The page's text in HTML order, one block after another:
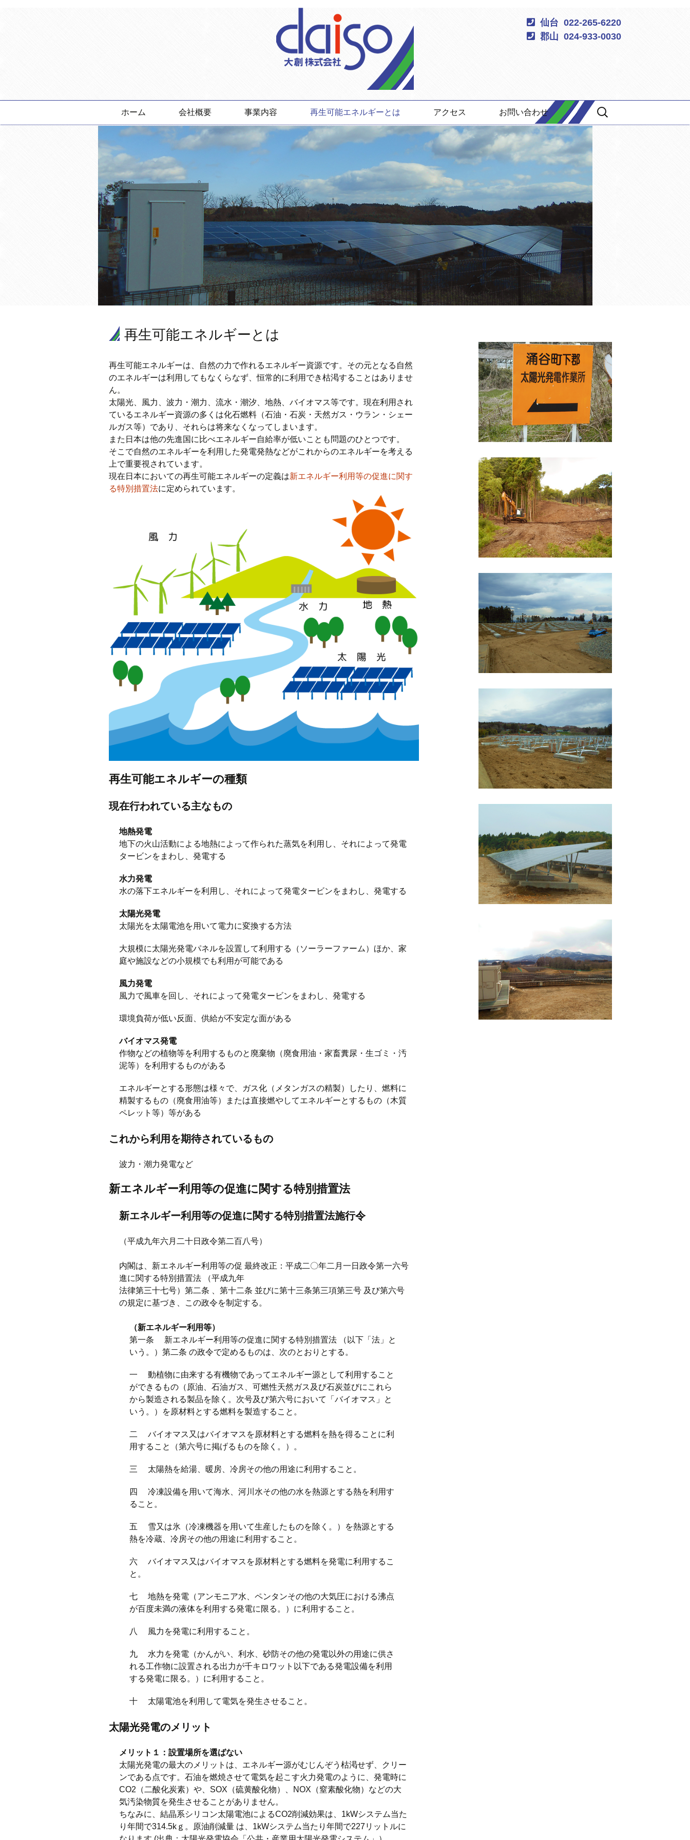
仙台 022-265-6220
郡山 024-933-0030
コンテンツへ移動
ホーム 会社概要 事業内容 再生可能エネルギーとは アクセス お問い合わせ
検
索:
再生可能エネルギーとは
再生可能エネルギーは、自然の力で作れるエネルギー資源です。その元となる自然
のエネルギーは利用してもなくらなず、恒常的に利用でき枯渇することはありませ
ん。
太陽光、風力、波力・潮力、流水・潮汐、地熱、バイオマス等です。現在利用され
ているエネルギー資源の多くは化石燃料（石油・石炭・天然ガス・ウラン・シェー
ルガス等）であり、それらは将来なくなってしまいます。
また日本は他の先進国に比べエネルギー自給率が低いことも問題のひとつです。
そこで自然のエネルギーを利用した発電発熱などがこれからのエネルギーを考える
上で重要視されています。
現在日本においての再生可能エネルギーの定義は新エネルギー利用等の促進に関す
る特別措置法に定められています。
再生可能エネルギーの種類
現在行われている主なもの
地熱発電
地下の火山活動による地熱によって作られた蒸気を利用し、それによって発電
タービンをまわし、発電する
水力発電
水の落下エネルギーを利用し、それによって発電タービンをまわし、発電する
太陽光発電
太陽光を太陽電池を用いて電力に変換する方法
大規模に太陽光発電パネルを設置して利用する（ソーラーファーム）ほか、家
庭や施設などの小規模でも利用が可能である
風力発電
風力で風車を回し、それによって発電タービンをまわし、発電する
環境負荷が低い反面、供給が不安定な面がある
バイオマス発電
作物などの植物等を利用するものと廃棄物（廃食用油・家畜糞尿・生ゴミ・汚
泥等）を利用するものがある
エネルギーとする形態は様々で、ガス化（メタンガスの精製）したり、燃料に
精製するもの（廃食用油等）または直接燃やしてエネルギーとするもの（木質
ペレット等）等がある
これから利用を期待されているもの
波力・潮力発電など
新エネルギー利用等の促進に関する特別措置法
新エネルギー利用等の促進に関する特別措置法施行令
（平成九年六月二十日政令第二百八号）
最終改正：平成二〇年二月一日政令第一六号
内閣は、新エネルギー利用等の促
進に関する特別措置法 （平成九年
法律第三十七号）第二条 、第十二条 並びに第十三条第三項第三号 及び第六号
の規定に基づき、この政令を制定する。
（新エネルギー利用等）
第一条 新エネルギー利用等の促進に関する特別措置法 （以下「法」と
いう。）第二条 の政令で定めるものは、次のとおりとする。
一 動植物に由来する有機物であってエネルギー源として利用すること
ができるもの（原油、石油ガス、可燃性天然ガス及び石炭並びにこれら
から製造される製品を除く。次号及び第六号において「バイオマス」と
いう。）を原材料とする燃料を製造すること。
二 バイオマス又はバイオマスを原材料とする燃料を熱を得ることに利
用すること（第六号に掲げるものを除く。）。
三 太陽熱を給湯、暖房、冷房その他の用途に利用すること。
四 冷凍設備を用いて海水、河川水その他の水を熱源とする熱を利用す
ること。
五 雪又は氷（冷凍機器を用いて生産したものを除く。）を熱源とする
熱を冷蔵、冷房その他の用途に利用すること。
六 バイオマス又はバイオマスを原材料とする燃料を発電に利用するこ
と。
七 地熱を発電（アンモニア水、ペンタンその他の大気圧における沸点
が百度未満の液体を利用する発電に限る。）に利用すること。
八 風力を発電に利用すること。
九 水力を発電（かんがい、利水、砂防その他の発電以外の用途に供さ
れる工作物に設置される出力が千キロワット以下である発電設備を利用
する発電に限る。）に利用すること。
十 太陽電池を利用して電気を発生させること。
太陽光発電のメリット
メリット１：設置場所を選ばない
太陽光発電の最大のメリットは、エネルギー源がむじんぞう枯渇せず、クリー
ンである点です。石油を燃焼させて電気を起こす火力発電のように、発電時に
CO2（二酸化炭素）や、SOX（硫黄酸化物）、NOX（窒素酸化物）などの大
気汚染物質を発生させることがありません。
ちなみに、結晶系シリコン太陽電池によるCO2削減効果は、1kWシステム当た
り年間で314.5kｇ。原油削減量 は、1kWシステム当たり年間で227リットルに